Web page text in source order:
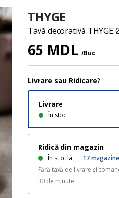
THYGE
Tavă decorativă THYGE
65 MDL /Buc
Livrare sau Ridicare?
Livrare
În stoc
Ridică din magazin
În stoc la 17magazine
Fără taxă de livrare și
30 de minute